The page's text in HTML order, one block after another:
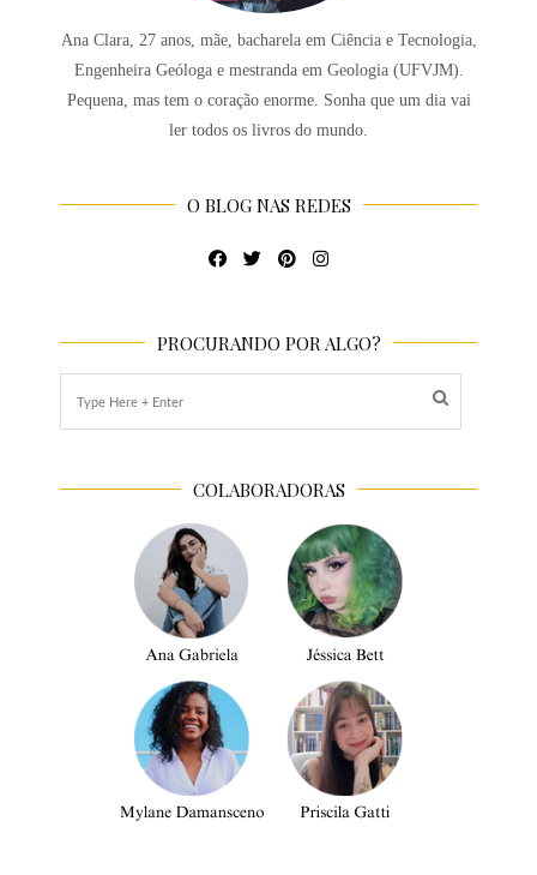
Ana Clara, 27 anos, mãe, bacharela em Ciência e Tecnologia,
Engenheira Geóloga e mestranda em Geologia (UFVJM).
Pequena, mas tem o coração enorme. Sonha que um dia vai
ler todos os livros do mundo.
O BLOG NAS REDES
PROCURANDO POR ALGO?
COLABORADORAS